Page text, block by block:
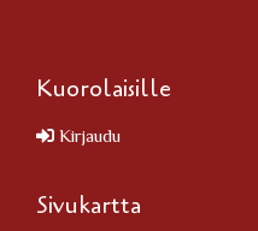
Kuorolaisille
Kirjaudu
Sivukartta